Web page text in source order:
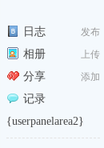
›
发布
日志
上传
相册
添加
分享
记录
{userpanelarea2}